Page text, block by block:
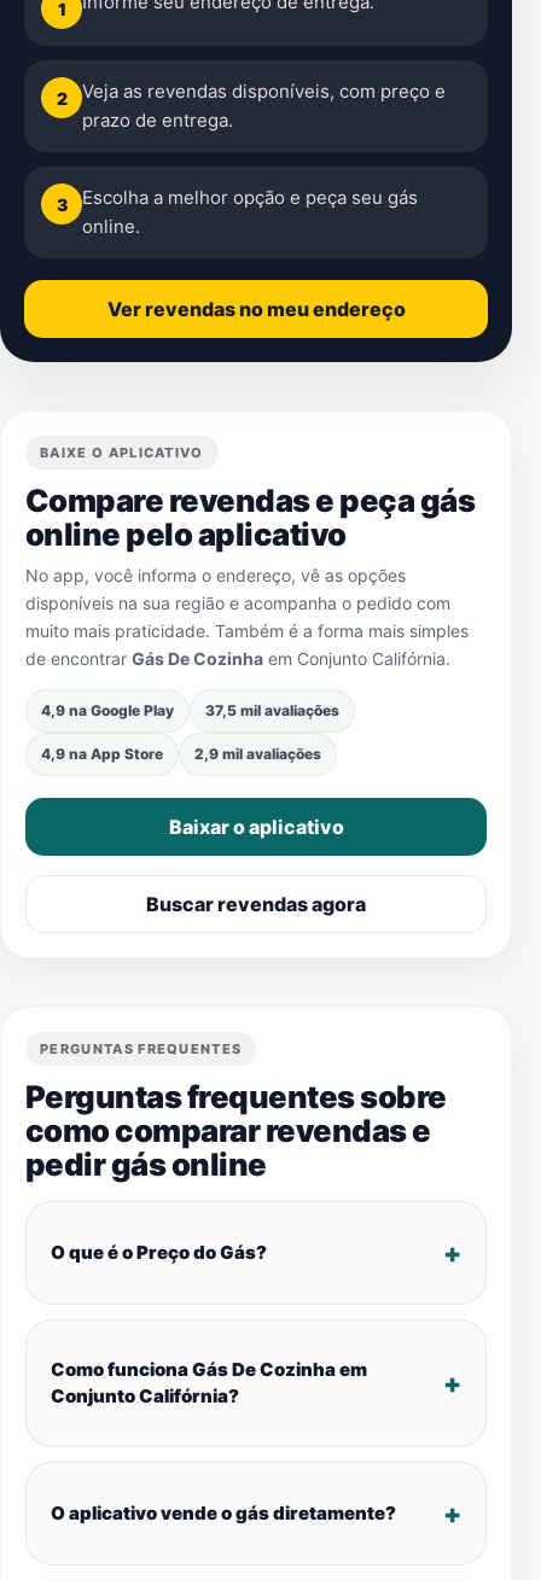
1
2
Veja as revendas disponíveis, com preço e
prazo de entrega.
3
Escolha a melhor opção e peça seu gás
online.
Ver revendas no meu endereço
BAIXE O APLICATIVO
Compare revendas e peça gás
online pelo aplicativo
No app, você informa o endereço, vê as opções
disponíveis na sua região e acompanha o pedido com
muito mais praticidade. Também é a forma mais simples
de encontrar Gás De Cozinha em Conjunto Califórnia.
4,9 na Google Play 37,5 mil avaliações
4,9 na App Store 2,9 mil avaliações
Baixar o aplicativo
Buscar revendas agora
PERGUNTAS FREQUENTES
Perguntas frequentes sobre
como comparar revendas e
pedir gás online
O que é o Preço do Gás?
Como funciona Gás De Cozinha em
Conjunto Califórnia?
O aplicativo vende o gás diretamente?